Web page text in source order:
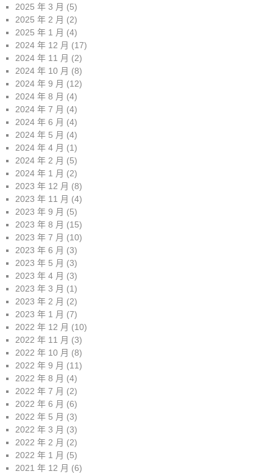
2025 年 3 月 (5)
2025 年 2 月 (2)
2025 年 1 月 (4)
2024 年 12 月 (17)
2024 年 11 月 (2)
2024 年 10 月 (8)
2024 年 9 月 (12)
2024 年 8 月 (4)
2024 年 7 月 (4)
2024 年 6 月 (4)
2024 年 5 月 (4)
2024 年 4 月 (1)
2024 年 2 月 (5)
2024 年 1 月 (2)
2023 年 12 月 (8)
2023 年 11 月 (4)
2023 年 9 月 (5)
2023 年 8 月 (15)
2023 年 7 月 (10)
2023 年 6 月 (3)
2023 年 5 月 (3)
2023 年 4 月 (3)
2023 年 3 月 (1)
2023 年 2 月 (2)
2023 年 1 月 (7)
2022 年 12 月 (10)
2022 年 11 月 (3)
2022 年 10 月 (8)
2022 年 9 月 (11)
2022 年 8 月 (4)
2022 年 7 月 (2)
2022 年 6 月 (6)
2022 年 5 月 (3)
2022 年 3 月 (3)
2022 年 2 月 (2)
2022 年 1 月 (5)
2021 年 12 月 (6)